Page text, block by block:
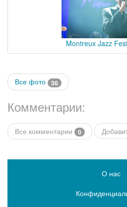
Montreux Jazz
Все фото 36
Комментарии:
Все комментарии 0
О нас